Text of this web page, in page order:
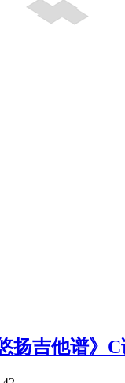
扬吉他谱》